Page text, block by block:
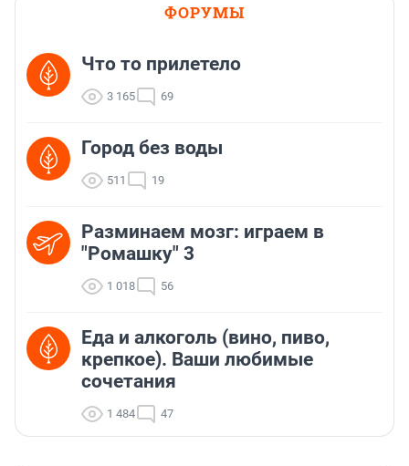
ФОРУМЫ
Что то прилетело
3 165 69
Город без воды
511 19
Разминаем мозг: играем в
"Ромашку" 3
1 018 56
Еда и алкоголь (вино, пиво,
крепкое). Ваши любимые
сочетания
1 484 47